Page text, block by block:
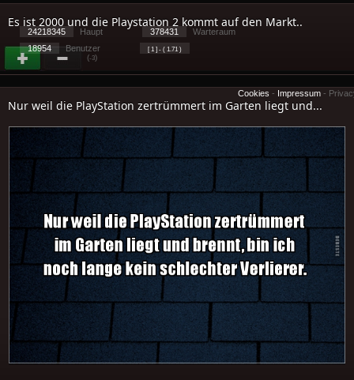
Es ist 2000 und die Playstation 2 kommt auf den Markt..
(-3)
Nur weil die PlayStation zertrümmert im Garten liegt und...
24218345 Haupt 378431
Warteraum
18954
Benutzer [ 1 ] - ( 1.71 )
Cookies - Impressum -